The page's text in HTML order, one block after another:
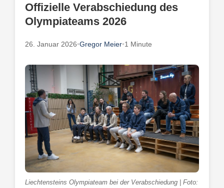
Offizielle Verabschiedung des
Olympiateams 2026
26. Januar 2026•Gregor Meier•1 Minute
Liechtensteins Olympiateam bei der Verabschiedung | Foto: